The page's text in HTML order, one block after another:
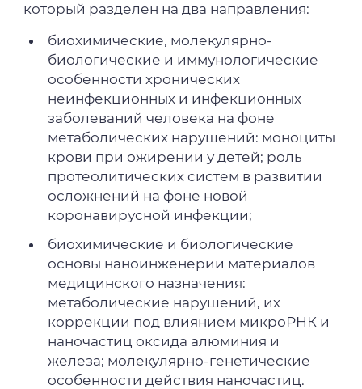
который разделен на два направления:
биохимические, молекулярно-
биологические и иммунологические
особенности хронических
неинфекционных и инфекционных
заболеваний человека на фоне
метаболических нарушений: моноциты
крови при ожирении у детей; роль
протеолитических систем в развитии
осложнений на фоне новой
коронавирусной инфекции;
биохимические и биологические
основы наноинженерии материалов
медицинского назначения:
метаболические нарушений, их
коррекции под влиянием микроРНК и
наночастиц оксида алюминия и
железа; молекулярно-генетические
особенности действия наночастиц.